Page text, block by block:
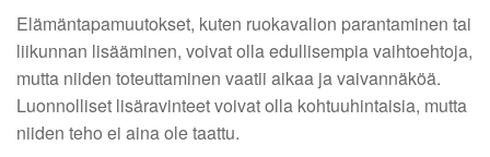
Elämäntapamuutokset, kuten ruokavalion parantaminen tai
liikunnan lisääminen, voivat olla edullisempia vaihtoehtoja,
mutta niiden toteuttaminen vaatii aikaa ja vaivannäköä.
Luonnolliset lisäravinteet voivat olla kohtuuhintaisia, mutta
niiden teho ei aina ole taattu.